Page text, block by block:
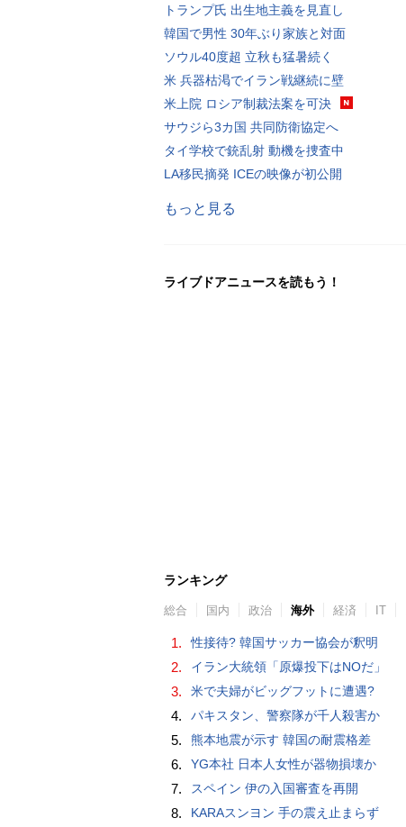
トランプ氏 出生地主義を見直し
韓国で男性 30年ぶり家族と対面
ソウル40度超 立秋も猛暑続く
米 兵器枯渇でイラン戦継続に壁
米上院 ロシア制裁法案を可決
サウジら3カ国 共同防衛協定へ
タイ学校で銃乱射 動機を捜査中
LA移民摘発 ICEの映像が初公開
もっと見る
ライブドアニュースを読もう！
ランキング
総合 国内 政治 海外 経済 IT
1. 性接待? 韓国サッカー協会が釈明
2. イラン大統領「原爆投下はNOだ」
3. 米で夫婦がビッグフットに遭遇?
4. パキスタン、警察隊が千人殺害か
5. 熊本地震が示す 韓国の耐震格差
6. YG本社 日本人女性が器物損壊か
7. スペイン 伊の入国審査を再開
8. KARAスンヨン 手の震え止まらず